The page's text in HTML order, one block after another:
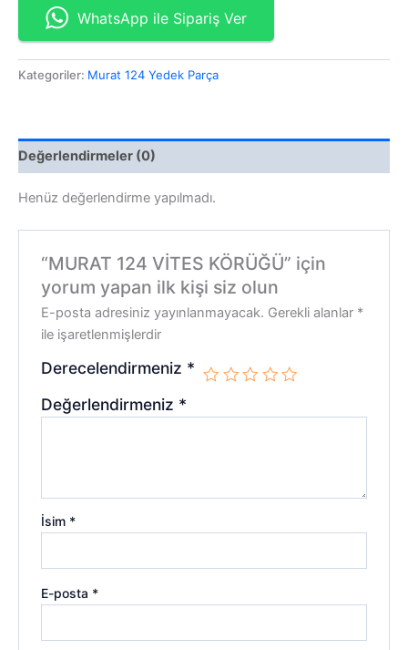
WhatsApp ile Sipariş Ver
Kategoriler: Murat 124 Yedek Parça
Değerlendirmeler (0)
Henüz değerlendirme yapılmadı.
“MURAT 124 VİTES KÖRÜĞÜ” için
yorum yapan ilk kişi siz olun
E-posta adresiniz yayınlanmayacak. Gerekli alanlar *
ile işaretlenmişlerdir
Derecelendirmeniz *
Değerlendirmeniz *
İsim *
E-posta *